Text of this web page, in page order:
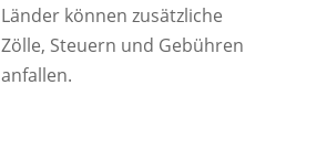
Länder können zusätzliche
Zölle, Steuern und Gebühren
anfallen.